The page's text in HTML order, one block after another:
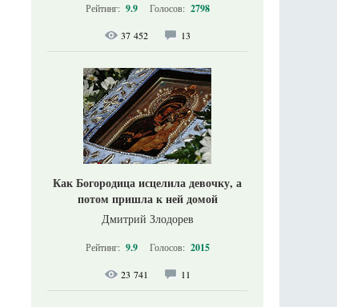
Рейтинг: 9.9 Голосов: 2798
37 452 13
Как Богородица исцелила девочку, а
потом пришла к ней домой
Дмитрий Злодорев
Рейтинг: 9.9 Голосов: 2015
23 741 11